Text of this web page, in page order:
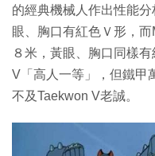
的經典機械人作出性能
眼、胸口有紅色Ｖ形，
８米，黃眼、胸口同樣
V「高人一等」，但鐵甲
不及Taekwon V老誠。